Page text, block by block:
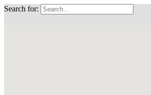
Search for: